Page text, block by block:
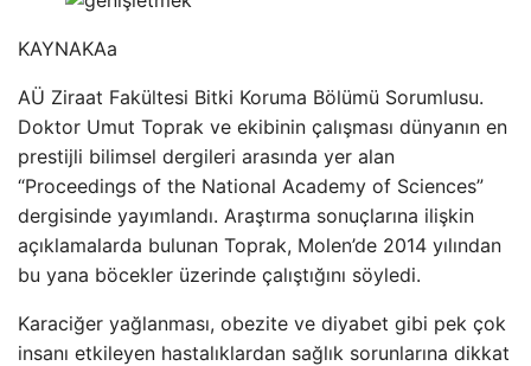
KAYNAKAa
AÜ Ziraat Fakültesi Bitki Koruma Bölümü Sorumlusu.
Doktor Umut Toprak ve ekibinin çalışması dünyanın en
prestijli bilimsel dergileri arasında yer alan
“Proceedings of the National Academy of Sciences”
dergisinde yayımlandı. Araştırma sonuçlarına ilişkin
açıklamalarda bulunan Toprak, Molen’de 2014 yılından
bu yana böcekler üzerinde çalıştığını söyledi.
Karaciğer yağlanması, obezite ve diyabet gibi pek çok
insanı etkileyen hastalıklardan sağlık sorunlarına dikkat